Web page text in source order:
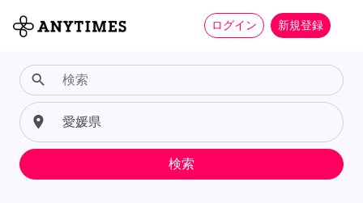
ログイン 新規登録
search
place
検索